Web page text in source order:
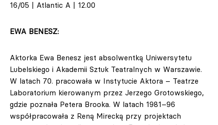
16/05 | Atlantic A | 12.00
EWA BENESZ:
Aktorka Ewa Benesz jest absolwentką Uniwersytetu
Lubelskiego i Akademii Sztuk Teatralnych w Warszawie.
W latach 70. pracowała w Instytucie Aktora – Teatrze
Laboratorium kierowanym przez Jerzego Grotowskiego,
gdzie poznała Petera Brooka. W latach 1981–96
współpracowała z Reną Mirecką przy projektach